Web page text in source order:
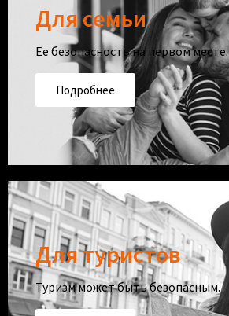
Для семьи
Ее безопасность на первом месте.
Подробнее
Для туристов
Туризм может быть безопасным.